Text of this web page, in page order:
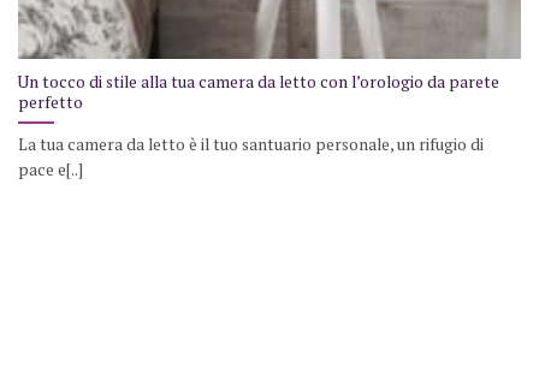
Un tocco di stile alla tua camera da letto con l’orologio da parete
perfetto
La tua camera da letto è il tuo santuario personale, un rifugio di
pace e[..]